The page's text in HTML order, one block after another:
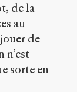
de la
au
de
n’est
sorte en